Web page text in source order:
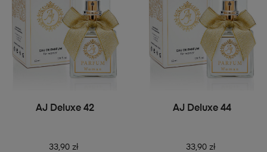
AJ Deluxe 42
33,90 zł
AJ Deluxe 44
33,90 zł